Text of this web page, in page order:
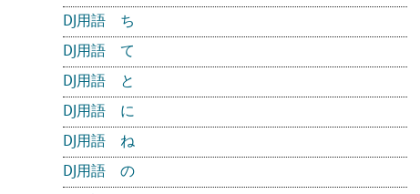
DJ用語 ち
DJ用語 て
DJ用語 と
DJ用語 に
DJ用語 ね
DJ用語 の